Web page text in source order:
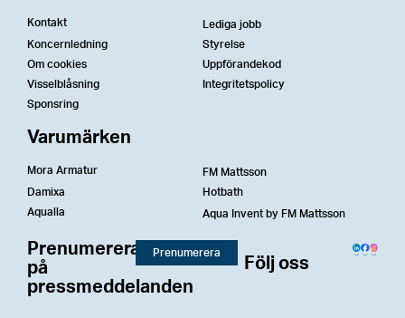
Kontakt
Lediga jobb
Koncernledning
Styrelse
Om cookies
Uppförandekod
Visselblåsning
Integritetspolicy
Sponsring
Varumärken
Mora Armatur
FM Mattsson
Damixa
Hotbath
Aqualla
Aqua Invent by FM Mattsson
Prenumerera
på
pressmeddelanden
Prenumerera
Följ oss